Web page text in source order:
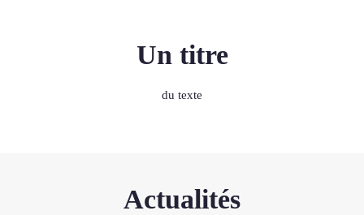
Un titre
du texte
Actualités